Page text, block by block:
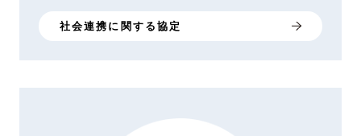
社会連携に関する協定